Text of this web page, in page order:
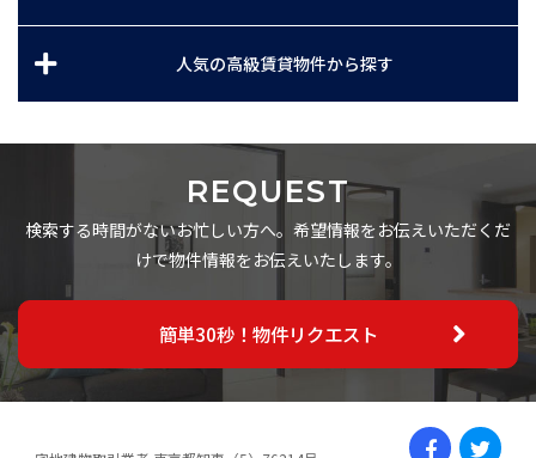
人気の高級賃貸物件から探す
REQUEST
検索する時間がないお忙しい方へ。希望情報をお伝えいただくだ
けで物件情報をお伝えいたします。
簡単30秒！物件リクエスト